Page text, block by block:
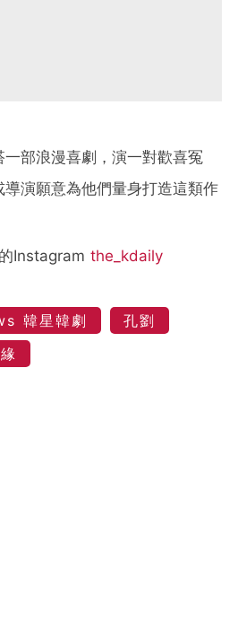
部浪漫喜劇，演一對歡喜冤
演願意為他們量身打造這類作
Instagram the_kdaily
韓星韓劇
孔劉